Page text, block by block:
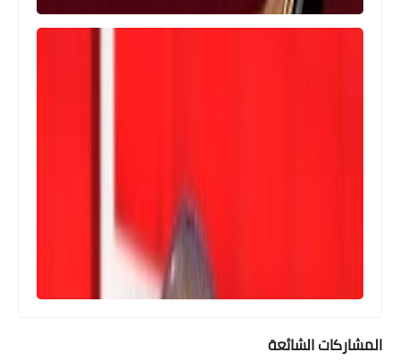
المشاركات الشائعة